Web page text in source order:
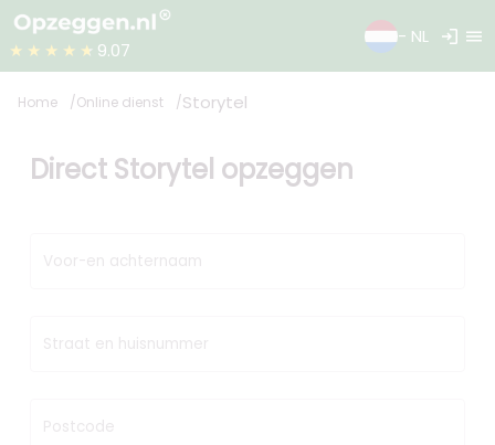
★★★★★ 9.07
- NL login menu
Home Online dienst Storytel
Direct Storytel opzeggen
Voor-en achternaam
Straat en huisnummer
Postcode